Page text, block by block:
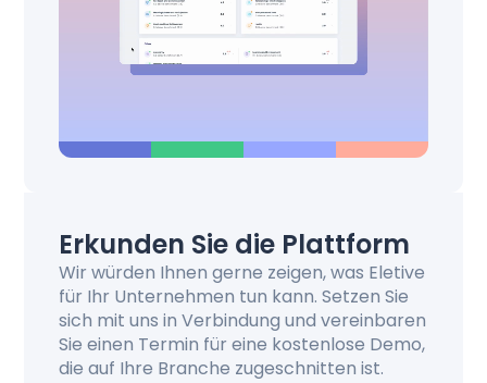
Erkunden Sie die Plattform
Wir würden Ihnen gerne zeigen, was Eletive
für Ihr Unternehmen tun kann. Setzen Sie
sich mit uns in Verbindung und vereinbaren
Sie einen Termin für eine kostenlose Demo,
die auf Ihre Branche zugeschnitten ist.